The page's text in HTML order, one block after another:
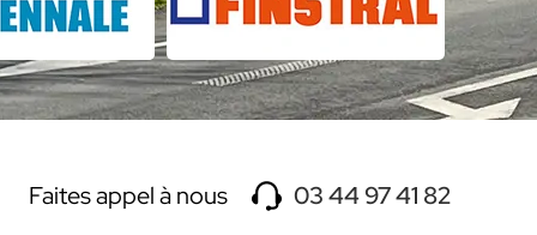
Faites appel à nous 03 44 97 41 82